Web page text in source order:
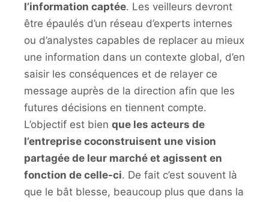
l’information captée. Les veilleurs devront
être épaulés d’un réseau d’experts internes
ou d’analystes capables de replacer au mieux
une information dans un contexte global, d’en
saisir les conséquences et de relayer ce
message auprès de la direction afin que les
futures décisions en tiennent compte.
L’objectif est bien que les acteurs de
l’entreprise coconstruisent une vision
partagée de leur marché et agissent en
fonction de celle-ci. De fait c’est souvent là
que le bât blesse, beaucoup plus que dans la